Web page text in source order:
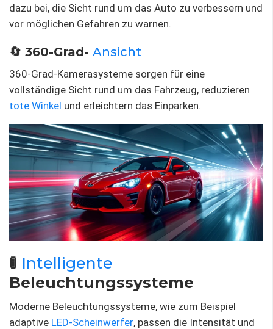
dazu bei, die Sicht rund um das Auto zu verbessern und
vor möglichen Gefahren zu warnen.
🔄 360-Grad- Ansicht
360-Grad-Kamerasysteme sorgen für eine
vollständige Sicht rund um das Fahrzeug, reduzieren
tote Winkel und erleichtern das Einparken.
🚦 Intelligente
Beleuchtungssysteme
Moderne Beleuchtungssysteme, wie zum Beispiel
adaptive LED-Scheinwerfer, passen die Intensität und